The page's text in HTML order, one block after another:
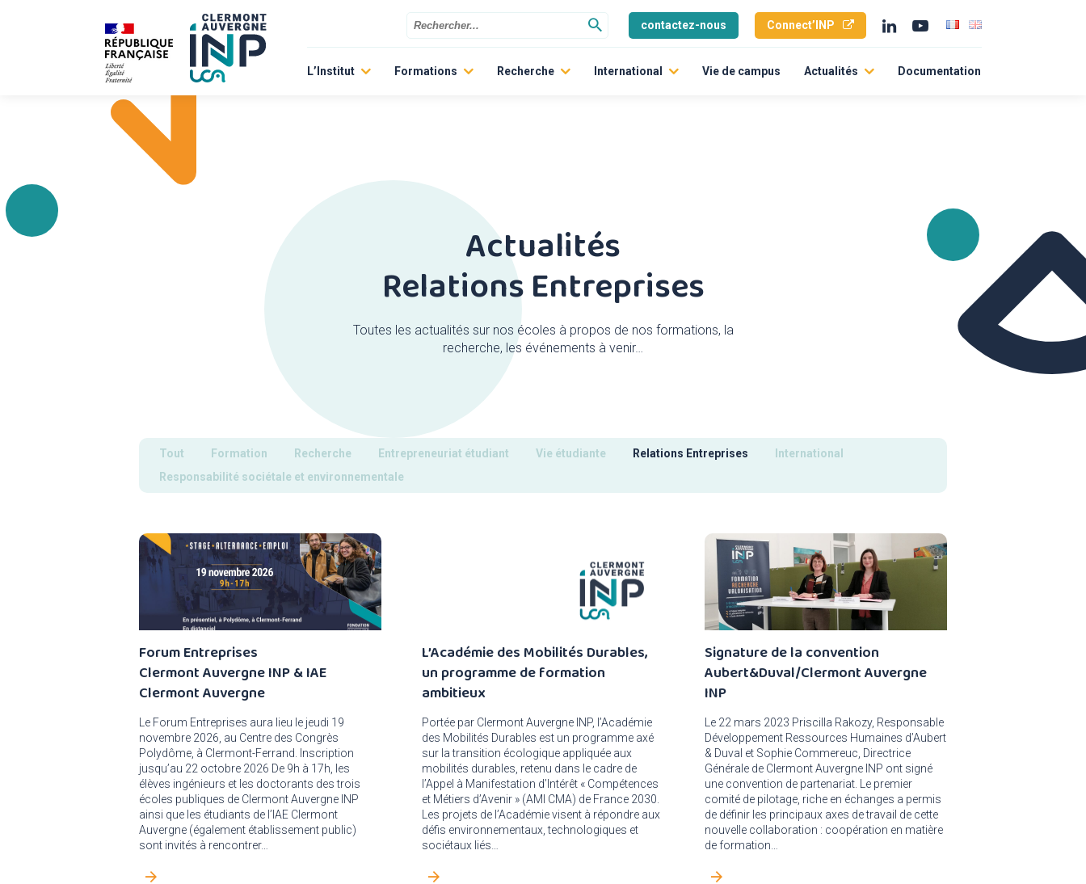
contactez-nous Connect’INP
L’Institut Formations
Entrepreneuriat étudiant
Dynamique pédagogique
Formation continue
Formation par apprentissage
Inscription
Recherche International Vie de campus Actualités Documentation
Actualités
Relations Entreprises
Toutes les actualités sur nos écoles à propos de nos formations, la
recherche, les événements à venir…
Tout Formation Recherche Entrepreneuriat étudiant Vie étudiante Relations Entreprises
International
Responsabilité sociétale et environnementale
Forum Entreprises
Clermont Auvergne INP & IAE
Clermont Auvergne
Le Forum Entreprises aura lieu le jeudi 19
novembre 2026, au Centre des Congrès
Polydôme, à Clermont-Ferrand. Inscription
jusqu’au 22 octobre 2026 De 9h à 17h, les
élèves ingénieurs et les doctorants des trois
écoles publiques de Clermont Auvergne INP
ainsi que les étudiants de l’IAE Clermont
Auvergne (également établissement public)
sont invités à rencontrer…
L’Académie des Mobilités Durables,
un programme de formation
ambitieux
Portée par Clermont Auvergne INP, l’Académie
des Mobilités Durables est un programme axé
sur la transition écologique appliquée aux
mobilités durables, retenu dans le cadre de
l’Appel à Manifestation d’Intérêt « Compétences
et Métiers d’Avenir » (AMI CMA) de France 2030.
Les projets de l’Académie visent à répondre aux
défis environnementaux, technologiques et
sociétaux liés…
Signature de la convention
Aubert&Duval/Clermont Auvergne
INP
Le 22 mars 2023 Priscilla Rakozy, Responsable
Développement Ressources Humaines d’Aubert
& Duval et Sophie Commereuc, Directrice
Générale de Clermont Auvergne INP ont signé
une convention de partenariat. Le premier
comité de pilotage, riche en échanges a permis
de définir les principaux axes de travail de cette
nouvelle collaboration : coopération en matière
de formation…